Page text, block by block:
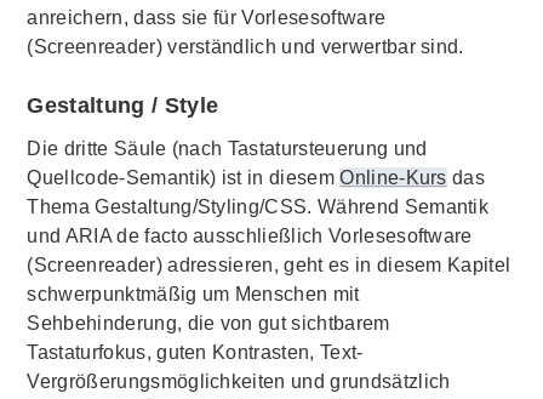
anreichern, dass sie für Vorlesesoftware
(Screenreader) verständlich und verwertbar sind.
Gestaltung / Style
Die dritte Säule (nach Tastatursteuerung und
Quellcode-Semantik) ist in diesemOnline-Kurs das
Thema Gestaltung/Styling/CSS. Während Semantik
und ARIA de facto ausschließlich Vorlesesoftware
(Screenreader) adressieren, geht es in diesem Kapitel
schwerpunktmäßig um Menschen mit
Sehbehinderung, die von gut sichtbarem
Tastaturfokus, guten Kontrasten, Text-
Vergrößerungsmöglichkeiten und grundsätzlich